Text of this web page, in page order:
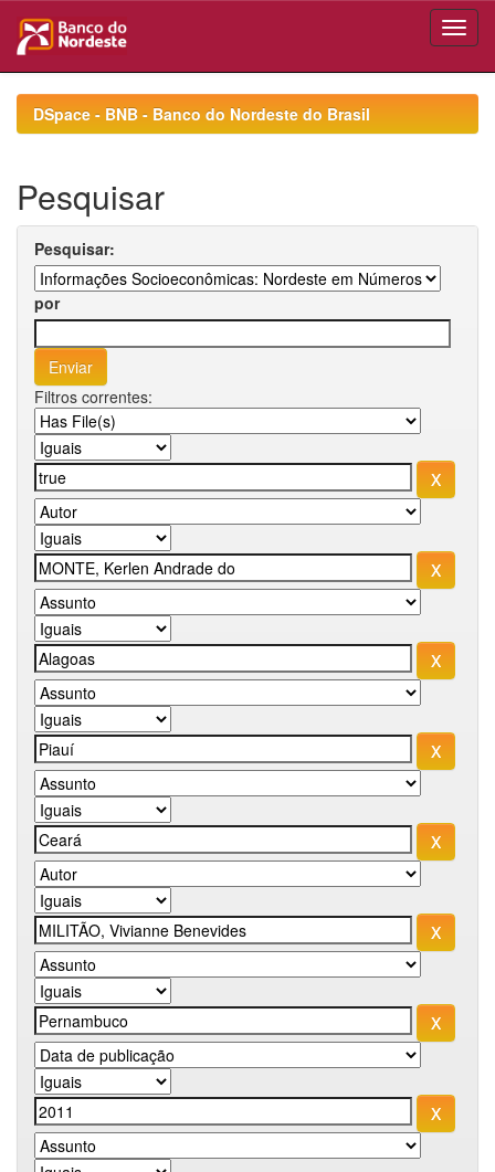
navigationDSpace - BNB - Banco do Nordeste do Brasil
Pesquisar
Pesquisar:
por
Filtros correntes: